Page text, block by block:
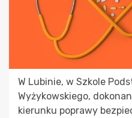
W Lubinie, w Szkole
Wyżykowskiego,
kierunku poprawy